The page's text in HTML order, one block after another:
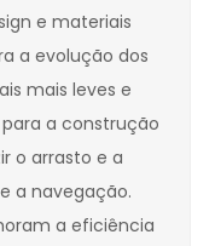
e materiais
a evolução dos
mais leves e
a construção
o arrasto e a
a navegação.
a eficiência